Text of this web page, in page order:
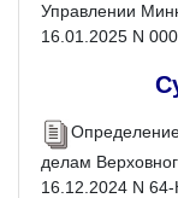
Управлении
16.01.2025 N
делам
16.12.2024 N